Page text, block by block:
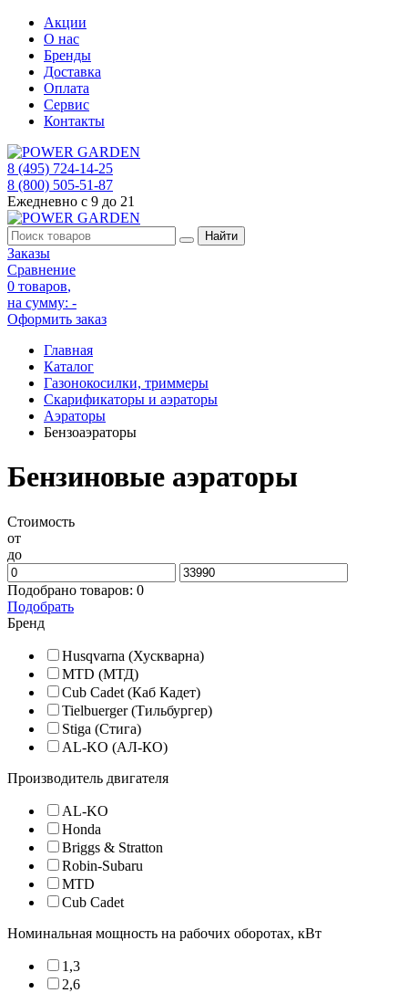
Акции
О нас
Бренды
Доставка
Оплата
Сервис
Контакты
8 (495) 724-14-25
8 (800) 505-51-87
Ежедневно с 9 до 21
Заказы
Сравнение
0 товаров,
на сумму: -
Оформить заказ
Главная
Каталог
Газонокосилки, триммеры
Скарификаторы и аэраторы
Аэраторы
Бензоаэраторы
Бензиновые аэраторы
Стоимость
от
до
Подобрано товаров: 0
Подобрать
Бренд
Husqvarna (Хускварна)
MTD (МТД)
Cub Cadet (Кaб Кадет)
Tielbuerger (Тильбургер)
Stiga (Стига)
AL-KO (АЛ-КО)
Производитель двигателя
AL-KO
Honda
Briggs & Stratton
Robin-Subaru
MTD
Cub Cadet
Номинальная мощность на рабочих оборотах, кВт
1,3
2,6